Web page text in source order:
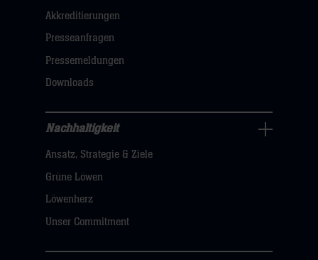
Navigation
öffnen,
dann
klicken
hier
Akkreditierungen
Presseanfragen
Pressemeldungen
Downloads
Nachhaltigkeit
Navigation
öffnen,
dann
hier
Nachhaltigkeit
Ansatz, Strategie & Ziele
Grüne Löwen
Löwenherz
Unser Commitment